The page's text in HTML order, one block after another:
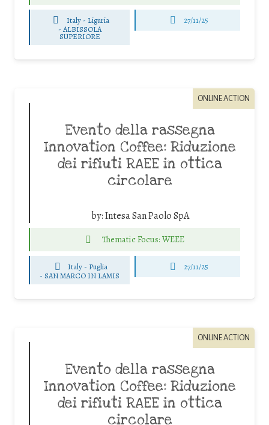
Italy - Liguria
- ALBISSOLA
SUPERIORE
27/11/25
ONLINE ACTION
Evento della rassegna
Innovation Coffee: Riduzione
dei rifiuti RAEE in ottica
circolare
by:Intesa San Paolo SpA
Thematic Focus: WEEE
Italy - Puglia
-SAN MARCO IN LAMIS
27/11/25
ONLINE ACTION
Evento della rassegna
Innovation Coffee: Riduzione
dei rifiuti RAEE in ottica
circolare